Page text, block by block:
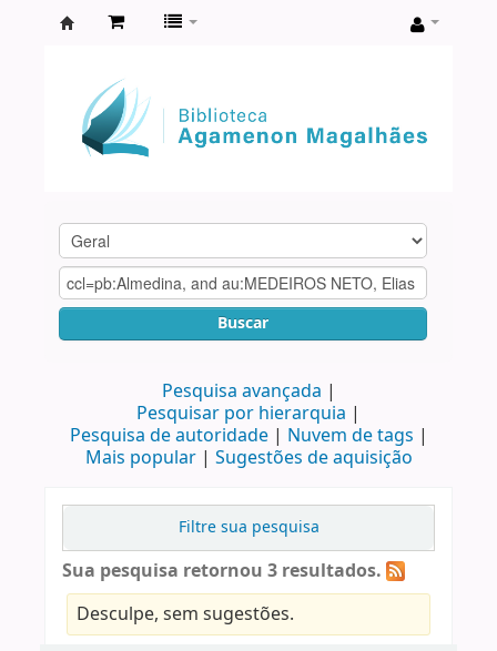
Agamenon
Magalhães
Buscar
Pesquisa avançada
Pesquisar por hierarquia
Pesquisa de autoridade
Nuvem de tags
Mais popular
Sugestões de aquisição
Filtre sua pesquisa
Sua pesquisa retornou 3 resultados.
Desculpe, sem sugestões.